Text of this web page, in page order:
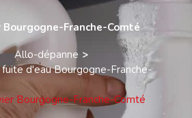
Bourgogne-Franche-Comté
Allo-dépanne
d'eau Bourgogne-Franche-
Bourgogne-Franche-Comté